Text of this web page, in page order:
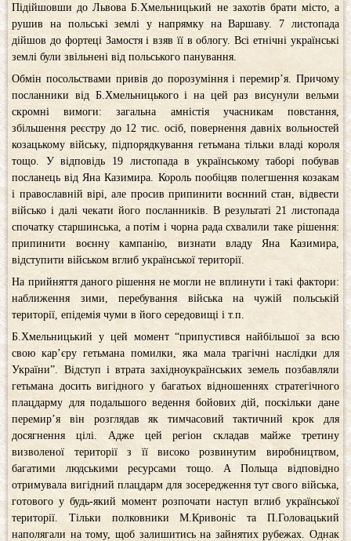
Підійшовши до Львова Б.Хмельницький не захотів брати місто, а
рушив на польські землі у напрямку на Варшаву. 7 листопада
дійшов до фортеці Замостя і взяв її в облогу. Всі етнічні українські
землі були звільнені від польського панування.
Обмін посольствами привів до порозуміння і перемир’я. Причому
посланники від Б.Хмельницького і на цей раз висунули вельми
скромні вимоги: загальна амністія учасникам повстання,
збільшення реєстру до 12 тис. осіб, повернення давніх вольностей
козацькому війську, підпорядкування гетьмана тільки владі короля
тощо. У відповідь 19 листопада в українському таборі побував
посланець від Яна Казимира. Король пообіцяв полегшення козакам
і православній вірі, але просив припинити воєнний стан, відвести
військо і далі чекати його посланників. В результаті 21 листопада
спочатку старшинська, а потім і чорна рада схвалили таке рішення:
припинити воєнну кампанію, визнати владу Яна Казимира,
відступити військом вглиб української території.
На прийняття даного рішення не могли не вплинути і такі фактори:
наближення зими, перебування війська на чужій польській
території, епідемія чуми в його середовищі і т.п.
Б.Хмельницький у цей момент “припустився найбільшої за всю
свою кар’єру гетьмана помилки, яка мала трагічні наслідки для
України”. Відступ і втрата західноукраїнських земель позбавляли
гетьмана досить вигідного у багатьох відношеннях стратегічного
плацдарму для подальшого ведення бойових дій, поскільки дане
перемир’я він розглядав як тимчасовий тактичний крок для
досягнення цілі. Адже цей регіон складав майже третину
визволеної території з її високо розвинутим виробництвом,
багатими людськими ресурсами тощо. А Польща відповідно
отримувала вигідний плацдарм для зосередження тут свого війська,
готового у будь-який момент розпочати наступ вглиб української
території. Тільки полковники М.Кривоніс та П.Головацький
наполягали на тому, щоб залишитись на зайнятих рубежах. Однак